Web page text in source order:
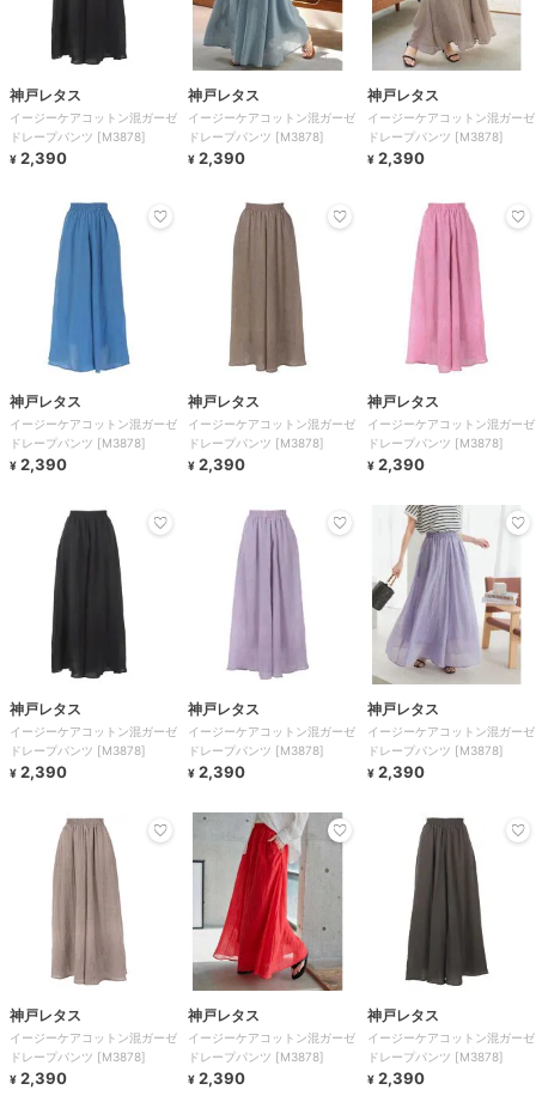
神戸レタス
イージーケアコットン混ガーゼ
ドレープパンツ [M3878]
¥ 2,390
神戸レタス
イージーケアコットン混ガーゼ
ドレープパンツ [M3878]
¥ 2,390
神戸レタス
イージーケアコットン混ガーゼ
ドレープパンツ [M3878]
¥ 2,390
神戸レタス
イージーケアコットン混ガーゼ
ドレープパンツ [M3878]
¥ 2,390
神戸レタス
イージーケアコットン混ガーゼ
ドレープパンツ [M3878]
¥ 2,390
神戸レタス
イージーケアコットン混ガーゼ
ドレープパンツ [M3878]
¥ 2,390
神戸レタス
イージーケアコットン混ガーゼ
ドレープパンツ [M3878]
¥ 2,390
神戸レタス
イージーケアコットン混ガーゼ
ドレープパンツ [M3878]
¥ 2,390
神戸レタス
イージーケアコットン混ガーゼ
ドレープパンツ [M3878]
¥ 2,390
神戸レタス
イージーケアコットン混ガーゼ
ドレープパンツ [M3878]
¥ 2,390
神戸レタス
イージーケアコットン混ガーゼ
ドレープパンツ [M3878]
¥ 2,390
神戸レタス
イージーケアコットン混ガーゼ
ドレープパンツ [M3878]
¥ 2,390